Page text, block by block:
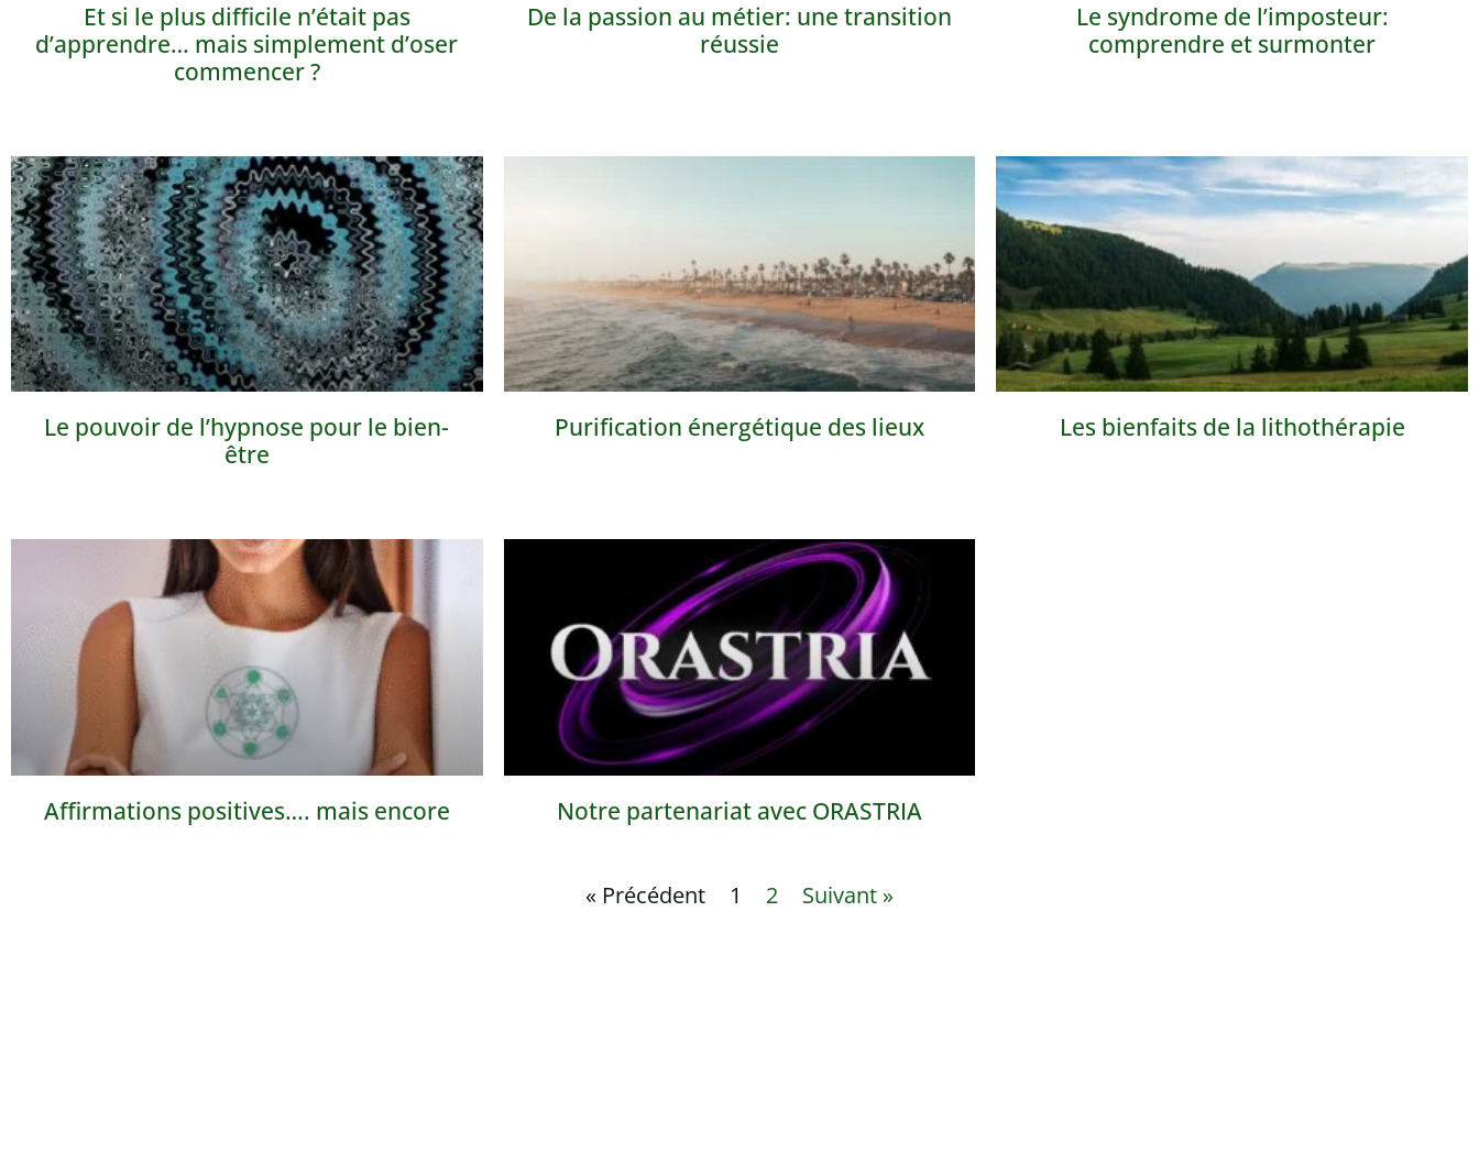
Et si le plus difficile n’était pas
d’apprendre… mais simplement d’oser
commencer ?
De la passion au métier: une transition
réussie
Le syndrome de l’imposteur:
comprendre et surmonter
Le pouvoir de l’hypnose pour le bien-
être
Purification énergétique des lieux Les bienfaits de la lithothérapie
Affirmations positives…. mais encore Notre partenariat avec ORASTRIA
« Précédent 1 2 Suivant »